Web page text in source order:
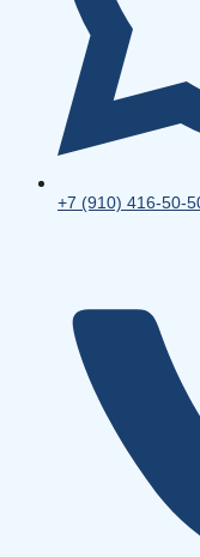
+7 (910) 416-50-